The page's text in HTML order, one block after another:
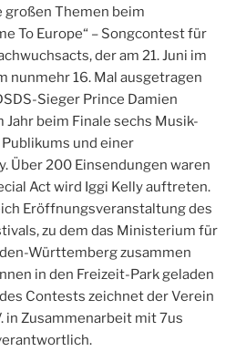
großen Themen beim
To Europe“ – Songcontest für
der am 21. Juni im
nunmehr 16. Mal ausgetragen
Sieger Prince Damien
beim Finale sechs Musik-
und einer
Über 200 Einsendungen waren
Act wird Iggi Kelly auftreten.
Eröffnungsveranstaltung des
zu dem das Ministerium für
Württemberg zusammen
in den Freizeit-Park geladen
Contests zeichnet der Verein
in Zusammenarbeit mit 7us